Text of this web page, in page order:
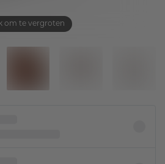
om te vergroten